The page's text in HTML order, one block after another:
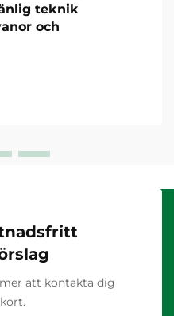
teknik
och
att kontakta dig